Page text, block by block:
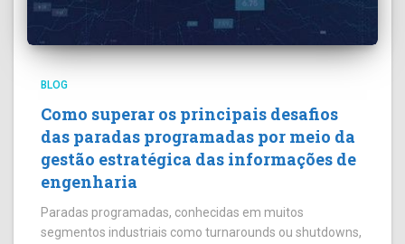
BLOG
Como superar os principais desafios
das paradas programadas por meio da
gestão estratégica das informações de
engenharia
Paradas programadas, conhecidas em muitos
segmentos industriais como turnarounds ou shutdowns,